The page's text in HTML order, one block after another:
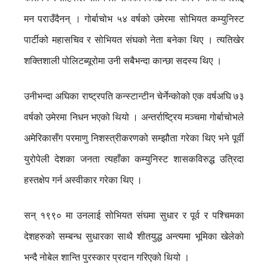
मन पराउँदैनन् । गोर्बाचोभ ५४ वर्षको उमेरमा सोभियत कम्युनिस्ट
पार्टीको महासचिव र सोभियत संघको नेता बनेका थिए । त्यतिखेर
शक्तिशाली पोलिटब्यूरोमा उनी सबैभन्दा कान्छा सदस्य थिए ।
उनीभन्दा अघिका राष्ट्रपति कन्स्टान्टीन चेर्नेन्कोको एक वर्षअघि ७३
वर्षको उमेरमा निधन भएको थियो । अन्तर्राष्ट्रिय मञ्चमा गोर्बाचोभले
अमेरिकासँग परमाणु निशस्त्रीकरणको सम्झौता गरेका थिए भने पूर्वी
युरोपेली देशका जनता त्यहाँका कम्युनिस्ट शासकविरुद्ध उत्रिदा
हस्तक्षेप गर्न अस्वीकार गरेका थिए ।
सन् १९९० मा उनलाई सोभियत संघमा सुधार र पूर्व र पश्चिमका
देशहरुको सम्बन्ध सुधारका साथै शीतयुद्ध अन्त्यमा भूमिका खेलेको
भन्दै नोबेल शान्ति पुरस्कार प्रदान गरिएको थियो ।